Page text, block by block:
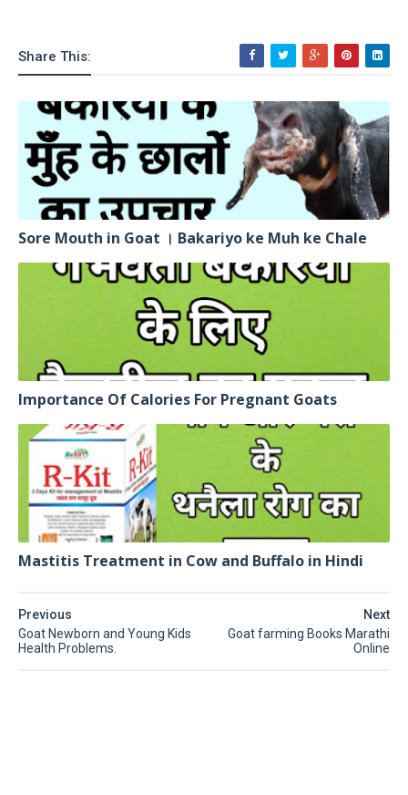
Share This:
Sore Mouth in Goat । Bakariyo ke Muh ke Chale
Importance Of Calories For Pregnant Goats
Mastitis Treatment in Cow and Buffalo in Hindi
Next
Goat farming Books Marathi
Online
Previous
Goat Newborn and Young Kids
Health Problems.